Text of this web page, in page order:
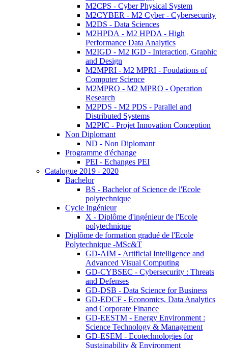
M2CPS - Cyber Physical System
M2CYBER - M2 Cyber - Cybersecurity
M2DS - Data Sciences
M2HPDA - M2 HPDA - High
Performance Data Analytics
M2IGD - M2 IGD - Interaction, Graphic
and Design
M2MPRI - M2 MPRI - Foudations of
Computer Science
M2MPRO - M2 MPRO - Operation
Research
M2PDS - M2 PDS - Parallel and
Distributed Systems
M2PIC - Projet Innovation Conception
Non Diplomant
ND - Non Diplomant
Programme d'échange
PEI - Echanges PEI
Catalogue 2019 - 2020
Bachelor
BS - Bachelor of Science de l'Ecole
polytechnique
Cycle Ingénieur
X - Diplôme d'ingénieur de l'Ecole
polytechnique
Diplôme de formation gradué de l'Ecole
Polytechnique -MSc&T
GD-AIM - Artificial Intelligence and
Advanced Visual Computing
GD-CYBSEC - Cybersecurity : Threats
and Defenses
GD-DSB - Data Science for Business
GD-EDCF - Economics, Data Analytics
and Corporate Finance
GD-EESTM - Energy Environment :
Science Technology & Management
GD-ESEM - Ecotechnologies for
Sustainability & Environment